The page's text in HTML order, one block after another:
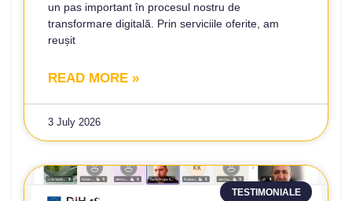
un pas important în procesul nostru de
transformare digitală. Prin serviciile oferite, am
reușit
READ MORE »
3 July 2026
TESTIMONIALE